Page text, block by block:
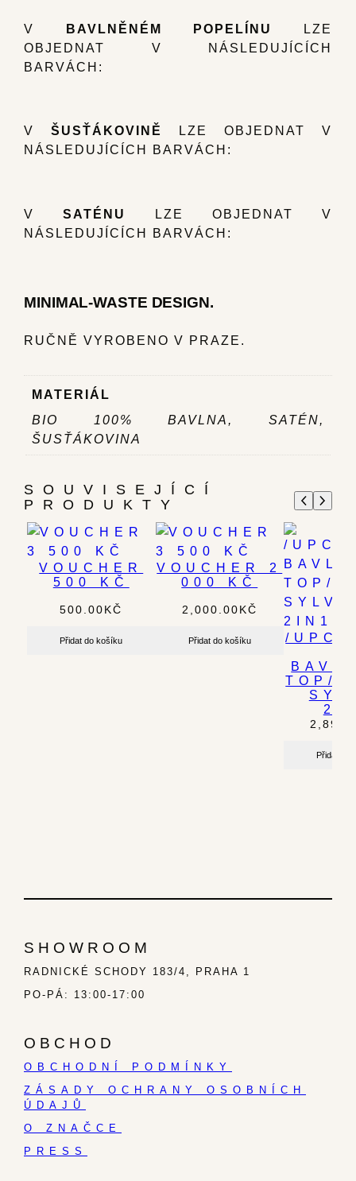
V BAVLNĚNÉM POPELÍNU
LZE
OBJEDNAT V NÁSLEDUJÍCÍCH
BARVÁCH:
V ŠUSŤÁKOVINĚ
LZE OBJEDNAT V
NÁSLEDUJÍCÍCH BARVÁCH:
VSATÉNU
LZE OBJEDNAT V
NÁSLEDUJÍCÍCH BARVÁCH:
MINIMAL-WASTE DESIGN.
RUČNĚ VYROBENO V PRAZE.
MATERIÁL
BIO 100% BAVLNA, SATÉN,
ŠUSŤÁKOVINA
SOUVISEJÍCÍ
PRODUKTY
VOUCHER
500 KČ
500.00KČ
Přidat do košíku
VOUCHER 2
000 KČ
2,000.00KČ
Přidat do košíku
/
TOP/
Přidat do
SHOWROOM
RADNICKÉ SCHODY 183/4, PRAHA 1
PO-PÁ: 13:00-17:00
OBCHOD
OBCHODNÍ PODMÍNKY
ZÁSADY OCHRANY OSOBNÍCH
ÚDAJŮ
O ZNAČCE
PRESS